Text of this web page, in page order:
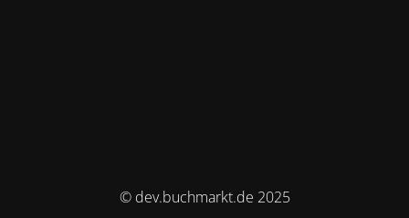
© dev.buchmarkt.de 2025